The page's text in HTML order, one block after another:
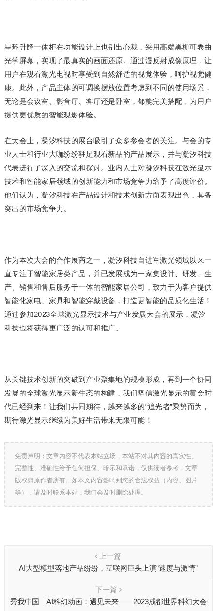
星环升降一体柜在功能设计上也别出心裁，采用高端黑栅可卷曲
光学屏幕，实现了最真实的画面还原。通过漫反射成像原理，让
用户在观看激光电视时享受到自然舒适的视觉体验，呵护视觉健
康。此外，产品主体的可调换摆放位置考虑到不同的使用场景，
无论是会议室、影音厅、客厅还是卧室，都能完美搭配，为用户
提供更优质的智能观影体验。
在大会上，凝汐科技的展台吸引了众多参会者的关注。与会的专
业人士和行业大咖纷纷驻足观看新品的产品展示，并与凝汐科技
代表进行了深入的交流和探讨。业内人士对凝汐科技在激光显示
技术和智能家居领域的创新能力和市场竞争力给予了高度评价。
他们认为，凝汐科技在产品设计和技术创新方面表现出色，具备
突出的市场竞争力。
作为本次大会的合作展商之一，凝汐科技自进军激光领域以来一
直专注于智能家居类产品，并已发展成为一家集设计、研发、生
产、销售和售后服务于一体的智能家居公司，致力于为客户提供
智能化家电、家具和智能穿戴设备，打造更智能的品质化生活！
通过参加2023全球激光显示技术与产业发展大会的展示，凝汐
科技也将获得更广泛的认可和推广。
从关键技术创新的突破到产业聚集地的规模形成，再到一个协同
发展的全球激光显示新生态的构建，我们坚信激光显示的黄金时
代已经到来！让我们共同期待，越来越多的“追光者”乘势而为，
期待激光显示继续为美好生活带来无限可能！
免责声明：文章内容不代表本站立场，本站不对其内容的真实性、
完整性、准确性给予任何担保、暗示和承诺，仅供读者参考，文章
版权归原作者所有。如本文内容影响到您的合法权益（内容、图片
等），请及时联系本站，我们会及时删除处理。
上一篇
AI大型模型落地产品纷纷，互联网巨头上演“速度与激情”
下一篇
秀我中国｜AI科幻动画：遇见未来——2023成都世界科幻大会